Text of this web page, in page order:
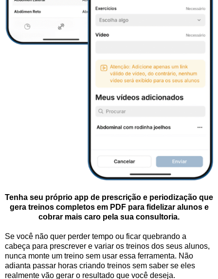
Tenha seu próprio app de prescrição e periodização que
gera treinos completos em PDF para fidelizar alunos e
cobrar mais caro pela sua consultoria.
Se você não quer perder tempo ou ficar quebrando a
cabeça para prescrever e variar os treinos dos seus alunos,
nunca monte um treino sem usar essa ferramenta. Não
adianta passar horas criando treinos sem saber se eles
realmente vão gerar o resultado que você deseja.